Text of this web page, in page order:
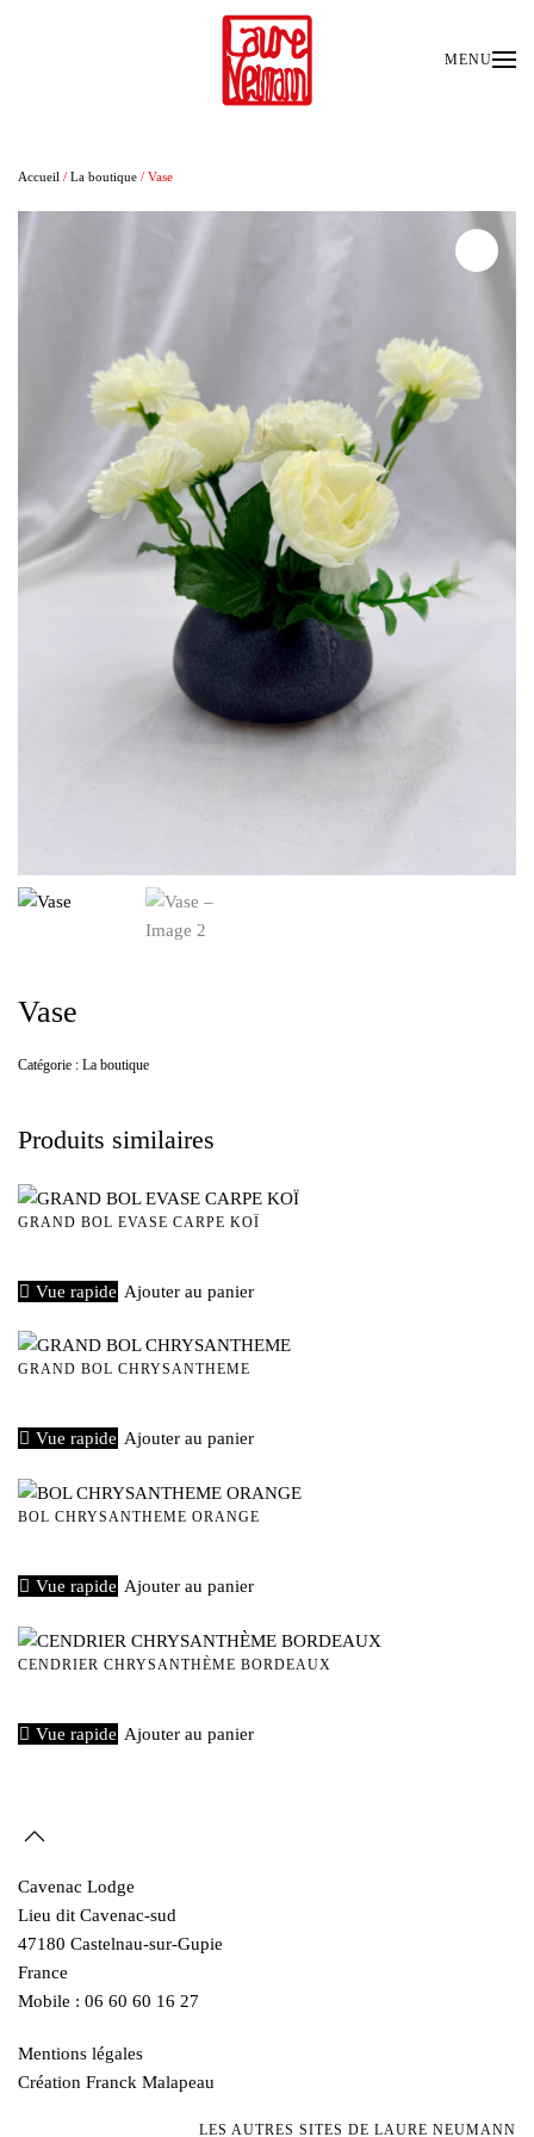
Passer au contenu principal MENU
Accueil / La boutique / Vase
Vase
Catégorie : La boutique
Produits similaires
GRAND BOL EVASE CARPE KOÏ
Vue rapide Ajouter au panier
GRAND BOL CHRYSANTHEME
Vue rapide Ajouter au panier
BOL CHRYSANTHEME ORANGE
Vue rapide Ajouter au panier
CENDRIER CHRYSANTHÈME BORDEAUX
Vue rapide Ajouter au panier
Cavenac Lodge
Lieu dit Cavenac-sud
47180 Castelnau-sur-Gupie
France
Mobile : 06 60 60 16 27
Mentions légales
Création Franck Malapeau
LES AUTRES SITES DE LAURE NEUMANN